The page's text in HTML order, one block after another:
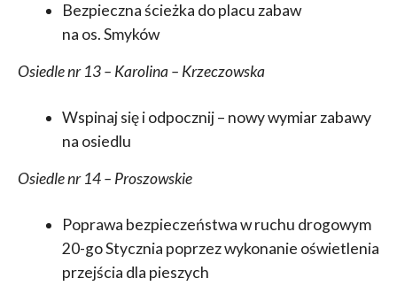
Bezpieczna ścieżka do placu zabaw
na os. Smyków
Osiedle nr 13 – Karolina – Krzeczowska
Wspinaj się i odpocznij – nowy wymiar zabawy
na osiedlu
Osiedle nr 14 – Proszowskie
Poprawa bezpieczeństwa w ruchu drogowym
20-go Stycznia poprzez wykonanie oświetlenia
przejścia dla pieszych